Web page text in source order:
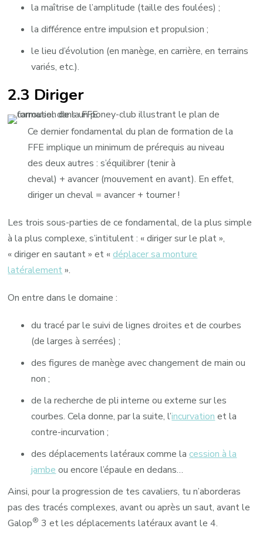
la maîtrise de l’amplitude (taille des foulées) ;
la différence entre impulsion et propulsion ;
le lieu d’évolution (en manège, en carrière, en terrains
variés, etc.).
2.3 Diriger
Ce dernier fondamental du plan de formation de la
FFE implique un minimum de prérequis au niveau
des deux autres : s’équilibrer (tenir à
cheval) + avancer (mouvement en avant). En effet,
diriger un cheval = avancer + tourner !
Les trois sous-parties de ce fondamental, de la plus simple
à la plus complexe, s’intitulent : « diriger sur le plat »,
« diriger en sautant » et «déplacer sa monture
latéralement».
On entre dans le domaine :
du tracé par le suivi de lignes droites et de courbes
(de larges à serrées) ;
des figures de manège avec changement de main ou
non ;
de la recherche de pli interne ou externe sur les
courbes. Cela donne, par la suite, l’incurvation et la
contre-incurvation ;
des déplacements latéraux comme lacession à la
jambe ou encore l’épaule en dedans…
Ainsi, pour la progression de tes cavaliers, tu n’aborderas
pas des tracés complexes, avant ou après un saut, avant le
Galop® 3 et les déplacements latéraux avant le 4.